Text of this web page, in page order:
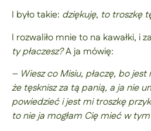
I było takie: dziękuję, to troszkę
I rozwaliło mnie to na kawałki, i
ty płaczesz?A ja mówię:
– Wiesz co Misiu, płaczę, bo
że tęsknisz za tą panią, a ja nie
powiedzieć i jest mi troszkę
to nie ja mogłam Cię mieć w